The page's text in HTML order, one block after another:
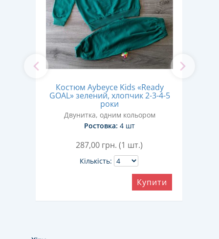
Костюм Aybeyce Kids «Ready
GOAL» зелений, хлопчик 2-3-4-5
роки
Двунитка, одним кольором
Ростовка: 4 шт
287,00 грн. (1 шт.)
Кількість:
Купити